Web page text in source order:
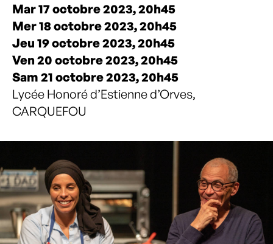
Mar 17 octobre 2023, 20h45
Mer 18 octobre 2023, 20h45
Jeu 19 octobre 2023, 20h45
Ven 20 octobre 2023, 20h45
Sam 21 octobre 2023, 20h45
Lycée Honoré d’Estienne d’Orves,
CARQUEFOU